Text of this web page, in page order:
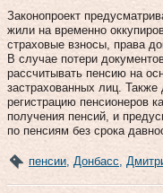
Законопроект
жили на временно
страховые взносы, права
В случае потери
рассчитывать пенсию на
застрахованных лиц.
регистрацию пенсионеров
получения пенсий, и
по пенсиям без срока
пенсии Донбасс